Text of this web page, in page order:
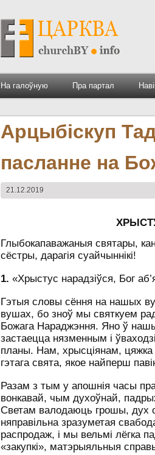
На галоўную Пра партал
Арцыбіскуп
пасланне на
21.12.2019
Глыбокапаважаныя святары,
сёстры, дарагія суайчыннікі!
1. «Хрыстус нарадзіўся, Бог
Гэтыя словы сёння на нашых
вушах, бо зноў мы святкуем
Божага Нараджэння. Яно ў
застаецца нязменным і
планы. Нам, хрысціянам,
гэтага свята, якое найперш
Разам з тым у апошнія часы
вонкавай, чым духоўнай,
Светам валодаюць грошы, дух
няправільна зразуметая
распродаж, і мы вельмі лёгка
«закупкі», матэрыяльныя